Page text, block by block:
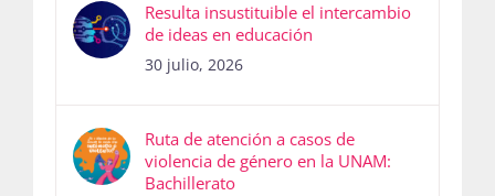
Resulta insustituible el intercambio
de ideas en educación
30 julio, 2026
Ruta de atención a casos de
violencia de género en la UNAM:
Bachillerato